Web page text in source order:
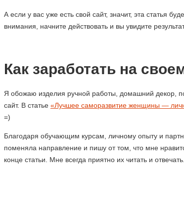
А если у вас уже есть свой сайт, значит, эта статья
внимания, начните действовать и вы увидите
Как заработать на
Я обожаю изделия ручной работы, домашний декор,
сайт. В статье «Лучшее саморазвитие женщины —
=)
Благодаря обучающим курсам, личному опыту и
поменяла направление и пишу от том, что мне
конце статьи. Мне всегда приятно их читать и отвечать.